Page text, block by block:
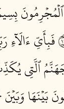
فَبِأَيِّ ءَالَآءِ
ٱلَّتِي
بَيۡنَهَا وَبَيۡنَ